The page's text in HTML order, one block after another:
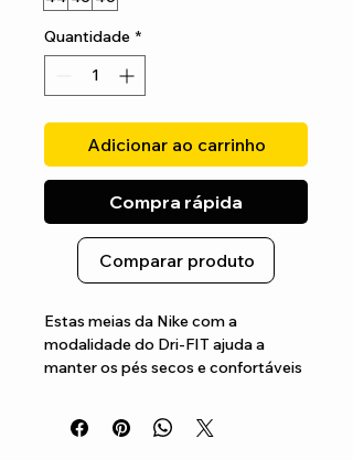
Quantidade *
Adicionar ao carrinho
Compra rápida
Comparar produto
Estas meias da Nike com a
modalidade do Dri-FIT ajuda a
manter os pés secos e confortáveis
acolchoado, ajuda a manter os pés
mais confortáveis